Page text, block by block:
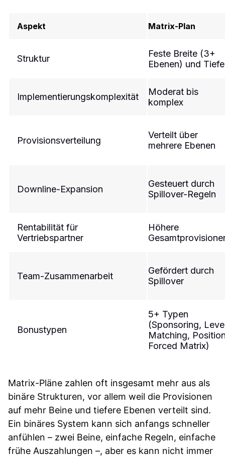
Aspekt Matrix-Plan
Struktur
Feste Breite (3+
Ebenen) und Tiefe
Implementierungskomplexität
Moderat bis
komplex ​
Provisionsverteilung
Verteilt über
mehrere Ebenen ​
Downline-Expansion
Gesteuert durch
Spillover-Regeln ​
Rentabilität für
Vertriebspartner
Höhere
Team-Zusammenarbeit
Gefördert durch
Spillover ​
Bonustypen
5+ Typen
(Sponsoring,
Matching,
Forced Matrix) ​
Matrix-Pläne zahlen oft insgesamt mehr aus als
binäre Strukturen, vor allem weil die Provisionen
auf mehr Beine und tiefere Ebenen verteilt sind.
Ein binäres System kann sich anfangs schneller
anfühlen – zwei Beine, einfache Regeln, einfache
frühe Auszahlungen –, aber es kann nicht immer